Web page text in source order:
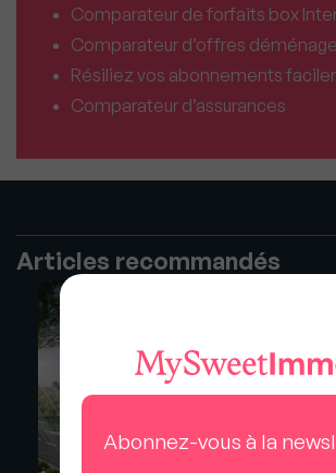
Comparateur de forfaits box
Comparateur d’offres
Résiliez vos abonnements
Comparateur d’assurances
Articles recommandés
Abonnez-vous à la